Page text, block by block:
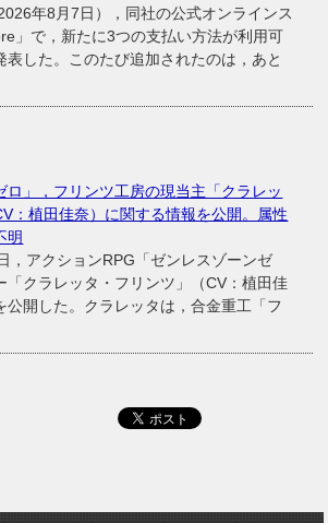
年8月7日），同社の公式オンラインス
」で，新たに3つの支払い方法が利用可
表した。このたび追加されたのは，あと
ロ」，フリンツ工房の現当主「クラレッ
：植田佳奈）に関する情報を公開。属性
明
アクションRPG「ゼンレスゾーンゼ
「クラレッタ・フリンツ」（CV：植田佳
公開した。クラレッタは，合金重工「フ